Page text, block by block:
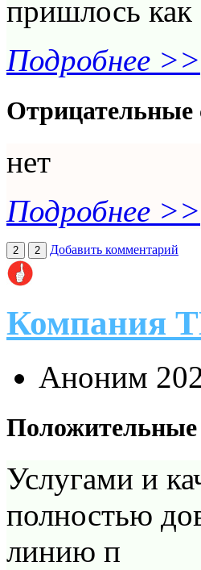
пришлось как
Подробнее >>
Отрицательные
нет
Подробнее >>
2 2 Добавить комментарий
Компания
Аноним
Услугами и
полностью
линию п